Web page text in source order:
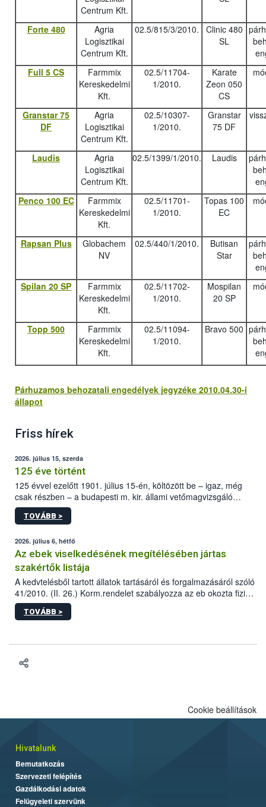
Centrum Kft.
Forte 480
Agria
Logisztikai
Centrum Kft.
02.5/815/3/2010.
Clinic 480
SL
Full 5 CS
Farmmix
Kereskedelmi
Kft.
02.5/11704-
1/2010.
Karate
Zeon 050
CS
Granstar 75
DF
Agria
Logisztikai
Centrum Kft.
02.5/10307-
1/2010.
Granstar
75 DF
Laudis
Agria
Logisztikai
Centrum Kft.
02.5/1399/1/2010. Laudis
Penco 100 EC
Farmmix
Kereskedelmi
Kft.
02.5/11701-
1/2010.
Topas 100
EC
Rapsan Plus
Globachem
NV
02.5/440/1/2010.
Butisan
Star
Spilan 20 SP
Farmmix
Kereskedelmi
Kft.
02.5/11702-
1/2010.
Mospilan
20 SP
Topp 500
Farmmix
Kereskedelmi
Kft.
02.5/11094-
1/2010.
Bravo 500
Párhuzamos behozatali engedélyek jegyzéke 2010.04.30-i
állapot
Friss hírek
2026. július 15, szerda
125 éve történt
125 évvel ezelőtt 1901. július 15-én, költözött be – igaz, még
csak részben – a budapesti m. kir. állami vetőmagvizsgáló
állomás a Kis Rókus utca 15. szám alatti, Czigler Győző által
tervezett új épületébe.
TOVÁBB >
2026. július 6, hétfő
Az ebek viselkedésének megítélésében jártas
szakértők listája
A kedvtelésből tartott állatok tartásáról és forgalmazásáról szóló
41/2010. (II. 26.) Korm.rendelet szabályozza az eb okozta fizikai
sérülés, illetve ennek veszélye keletkezésekor felmerülő
hatósági feladatokat, valamint a veszélyes eb tartását és annak
TOVÁBB >
Cookie beállítások
Hivatalunk
Bemutatkozás
Szervezeti felépítés
Gazdálkodási adatok
Felügyeleti szervünk